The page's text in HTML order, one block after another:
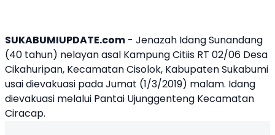
SUKABUMIUPDATE.com - Jenazah Idang Sunandang
(40 tahun) nelayan asal Kampung Citiis RT 02/06 Desa
Cikahuripan, KecamatanCisolok, KabupatenSukabumi
usai dievakuasi pada Jumat (1/3/2019) malam. Idang
dievakuasi melalui Pantai Ujunggenteng Kecamatan
Ciracap.